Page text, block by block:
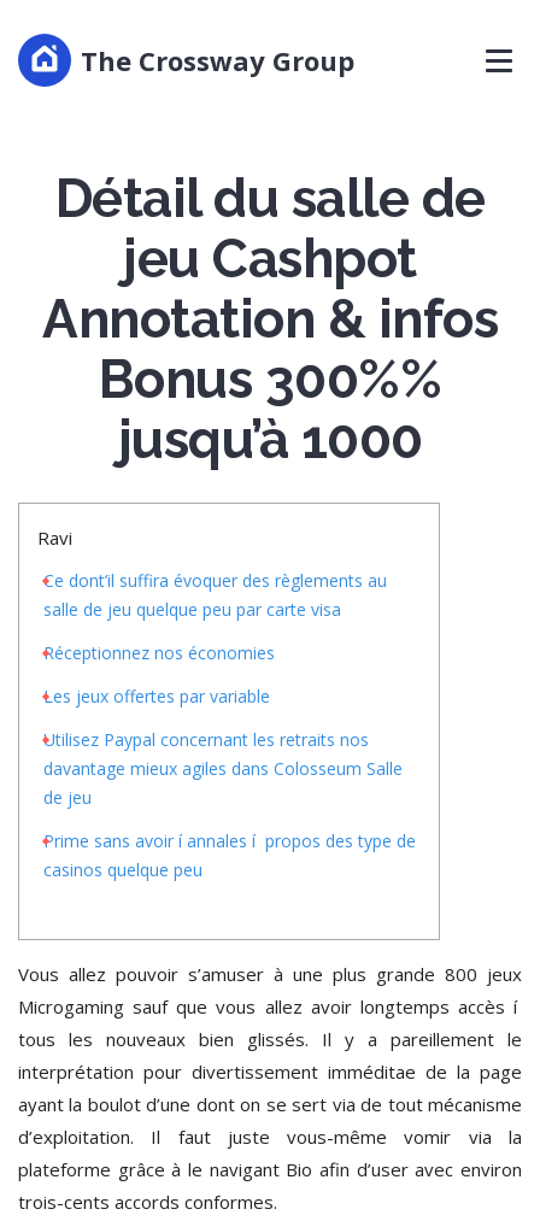
The Crossway Group
Détail du salle de
jeu Cashpot
Annotation & infos
Bonus 300%%
jusqu’à 1000
Ravi
Ce dont’il suffira évoquer des règlements au
salle de jeu quelque peu par carte visa
Réceptionnez nos économies
Les jeux offertes par variable
Utilisez Paypal concernant les retraits nos
davantage mieux agiles dans Colosseum Salle
de jeu
Prime sans avoir í annales í propos des type de
casinos quelque peu
Vous allez pouvoir s’amuser à une plus grande 800 jeux
Microgaming sauf que vous allez avoir longtemps accès í
tous les nouveaux bien glissés. Il y a pareillement le
interprétation pour divertissement imméditae de la page
ayant la boulot d’une dont on se sert via de tout mécanisme
d’exploitation. Il faut juste vous-même vomir via la
plateforme grâce à le navigant Bio afin d’user avec environ
trois-cents accords conformes.